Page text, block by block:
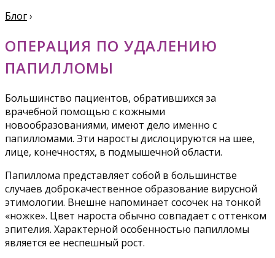
Блог›
ОПЕРАЦИЯ ПО УДАЛЕНИЮ
ПАПИЛЛОМЫ
Большинство пациентов, обратившихся за
врачебной помощью с кожными
новообразованиями, имеют дело именно с
папилломами. Эти наросты дислоцируются на шее,
лице, конечностях, в подмышечной области.
Папиллома представляет собой в большинстве
случаев доброкачественное образование вирусной
этимологии. Внешне напоминает сосочек на тонкой
«ножке». Цвет нароста обычно совпадает с оттенком
эпителия. Характерной особенностью папилломы
является ее неспешный рост.